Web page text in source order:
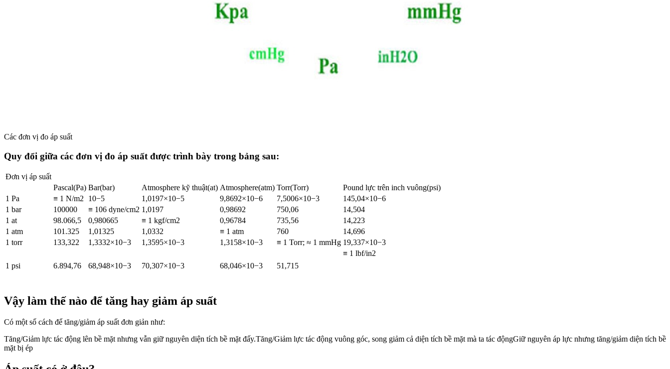
Các đơn vị đo áp suất
Quy đổi giữa các đơn vị đo áp suất được trình bày trong bảng sau:
Đơn vị áp suất
Pascal(Pa) Bar(bar) Atmosphere kỹ thuật(at) Atmosphere(atm) Torr(Torr)
Pound lực trên inch vuông(psi)
1 Pa
≡ 1 N/m2 10−5 1,0197×10−5 9,8692×10−6 7,5006×10−3
145,04×10−6
1 bar
100000 ≡ 106 dyne/cm2 1,0197 0,98692 750,06
14,504
1 at
98.066,5 0,980665 ≡ 1 kgf/cm2 0,96784 735,56
14,223
1 atm
101.325 1,01325 1,0332 ≡ 1 atm 760
14,696
1 torr
133,322 1,3332×10−3 1,3595×10−3 1,3158×10−3 ≡ 1 Torr; ≈ 1 mmHg 19,337×10−3
1 psi 6.894,76 68,948×10−3 70,307×10−3 68,046×10−3 51,715
≡ 1 lbf/in2
Vậy làm thế nào để tăng hay giảm áp suất
Có một số cách để tăng/giảm áp suất đơn giản như:
Tăng/Giảm lực tác động lên bề mặt nhưng vẫn giữ nguyên diện tích bề mặt đấy.Tăng/Giảm lực tác động vuông góc, song giảm cả diện tích bề mặt mà ta tác độngGiữ nguyên áp lực nhưng tăng/giảm diện tích bề
mặt bị ép